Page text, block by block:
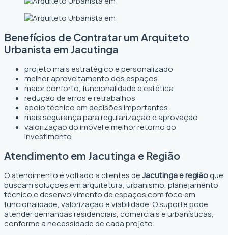
Benefícios de Contratar um Arquiteto
Urbanista em Jacutinga
projeto mais estratégico e personalizado
melhor aproveitamento dos espaços
maior conforto, funcionalidade e estética
redução de erros e retrabalhos
apoio técnico em decisões importantes
mais segurança para regularização e aprovação
valorização do imóvel e melhor retorno do
investimento
Atendimento em Jacutinga e Região
O atendimento é voltado a clientes deJacutinga e regiãoque
buscam soluções em arquitetura, urbanismo, planejamento
técnico e desenvolvimento de espaços com foco em
funcionalidade, valorização e viabilidade. O suporte pode
atender demandas residenciais, comerciais e urbanísticas,
conforme a necessidade de cada projeto.